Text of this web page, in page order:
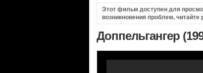
Этот фильм доступен для
возникновения проблем, читайте
Доппельгангер